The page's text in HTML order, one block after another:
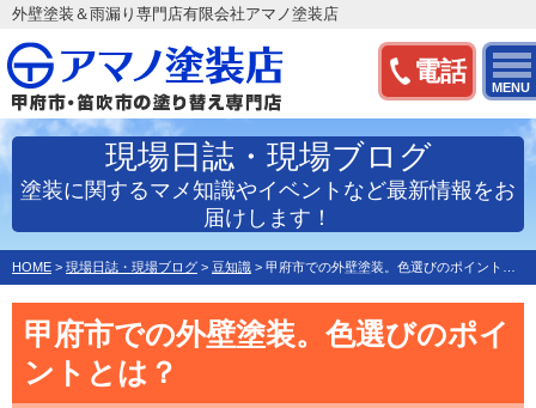
電話
MENU
外壁塗装＆雨漏り専門店有限会社アマノ塗装店
現場日誌・現場ブログ
塗装に関するマメ知識やイベントなど最新情報をお
届けします！
HOME > 現場日誌・現場ブログ > 豆知識 > 甲府市での外壁塗装。色選びのポイントとは？
甲府市での外壁塗装。色選びのポイ
ントとは？